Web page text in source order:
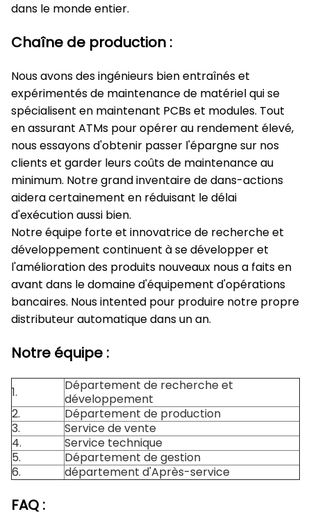
dans le monde entier.
Chaîne de production :
Nous avons des ingénieurs bien entraînés et
expérimentés de maintenance de matériel qui se
spécialisent en maintenant PCBs et modules. Tout
en assurant ATMs pour opérer au rendement élevé,
nous essayons d'obtenir passer l'épargne sur nos
clients et garder leurs coûts de maintenance au
minimum. Notre grand inventaire de dans-actions
aidera certainement en réduisant le délai
d'exécution aussi bien.
Notre équipe forte et innovatrice de recherche et
développement continuent à se développer et
l'amélioration des produits nouveaux nous a faits en
avant dans le domaine d'équipement d'opérations
bancaires. Nous intented pour produire notre propre
distributeur automatique dans un an.
Notre équipe :
1.
Département de recherche et
développement
2.
Département de production
3.
Service de vente
4.
Service technique
5.
Département de gestion
6.
département d'Après-service
FAQ :